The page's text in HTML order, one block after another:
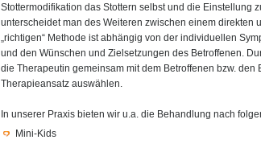
Stottermodifikation das Stottern selbst und die Einstellung
unterscheidet man des Weiteren zwischen einem direkten
„richtigen“ Methode ist abhängig von der individuellen
und den Wünschen und Zielsetzungen des Betroffenen.
die Therapeutin gemeinsam mit dem Betroffenen bzw.
Therapieansatz auswählen.
In unserer Praxis bieten wir u.a. die Behandlung nach
Mini-Kids